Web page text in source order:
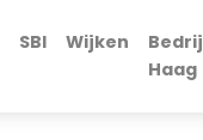
SBI Wijken
Haag